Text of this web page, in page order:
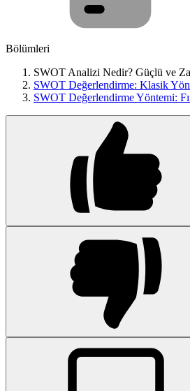
Bölümleri
SWOT Analizi Nedir? Güçlü ve
SWOT Değerlendirme: Klasik
SWOT Değerlendirme Yöntemi: